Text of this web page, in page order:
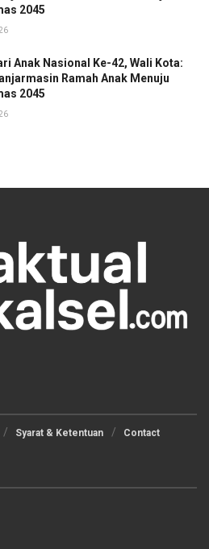
2045
Anak Nasional Ke-42, Wali Kota:
Ramah Anak Menuju
2045
Syarat & Ketentuan Contact